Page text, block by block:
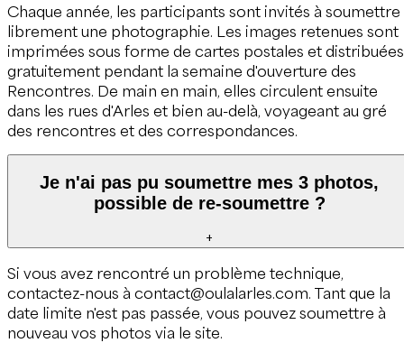
Chaque année, les participants sont invités à soumettre
librement une photographie. Les images retenues sont
imprimées sous forme de cartes postales et distribuées
gratuitement pendant la semaine d'ouverture des
Rencontres. De main en main, elles circulent ensuite
dans les rues d'Arles et bien au-delà, voyageant au gré
des rencontres et des correspondances.
Je n'ai pas pu soumettre mes 3 photos,
possible de re-soumettre ?
+
Si vous avez rencontré un problème technique,
contactez-nous à contact@oulalarles.com. Tant que la
date limite n'est pas passée, vous pouvez soumettre à
nouveau vos photos via le site.